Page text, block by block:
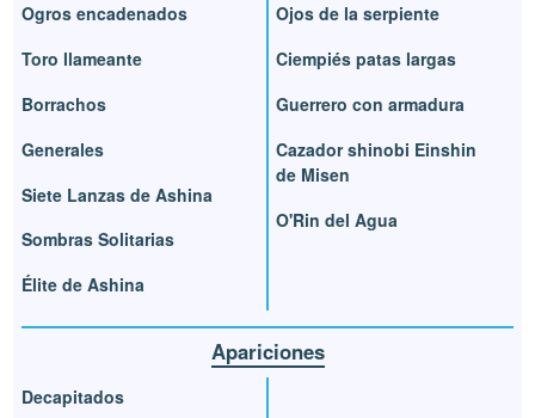
Ogros encadenados
Toro llameante
Borrachos
Generales
Siete Lanzas de Ashina
Sombras Solitarias
Élite de Ashina
Ojos de la serpiente
Ciempiés patas largas
Guerrero con armadura
Cazador shinobi Einshin
de Misen
O'Rin del Agua
Apariciones
Decapitados